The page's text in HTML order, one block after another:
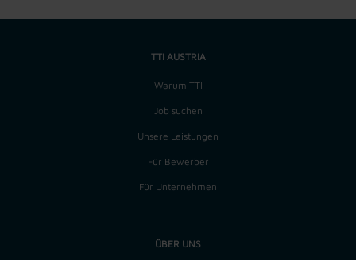
TTI AUSTRIA
Warum TTI
Job suchen
Unsere Leistungen
Für Bewerber
Für Unternehmen
ÜBER UNS